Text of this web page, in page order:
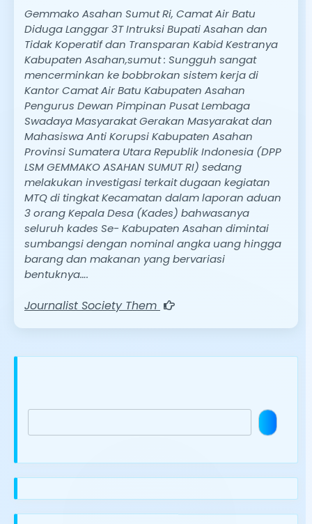
Gemmako Asahan Sumut Ri, Camat Air Batu
Diduga Langgar 3T Intruksi Bupati Asahan dan
Tidak Koperatif dan Transparan Kabid Kestranya
Kabupaten Asahan,sumut : Sungguh sangat
mencerminkan ke bobbrokan sistem kerja di
Kantor Camat Air Batu Kabupaten Asahan
Pengurus Dewan Pimpinan Pusat Lembaga
Swadaya Masyarakat Gerakan Masyarakat dan
Mahasiswa Anti Korupsi Kabupaten Asahan
Provinsi Sumatera Utara Republik Indonesia (DPP
LSM GEMMAKO ASAHAN SUMUT RI) sedang
melakukan investigasi terkait dugaan kegiatan
MTQ di tingkat Kecamatan dalam laporan aduan
3 orang Kepala Desa (Kades) bahwasanya
seluruh kades Se- Kabupaten Asahan dimintai
sumbangsi dengan nominal angka uang hingga
barang dan makanan yang bervariasi
bentuknya….
Journalist Society Them